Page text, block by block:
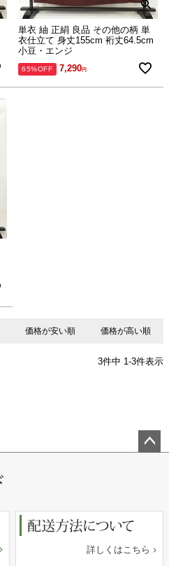
単衣 紬 正絹 良品 その他の柄 単
衣仕立て 身丈155cm 裄丈64.5cm
小豆・エンジ
65%OFF 7,290
価格が安い順 価格が高い順
3件中 1 -3件表示
詳しくはこちら